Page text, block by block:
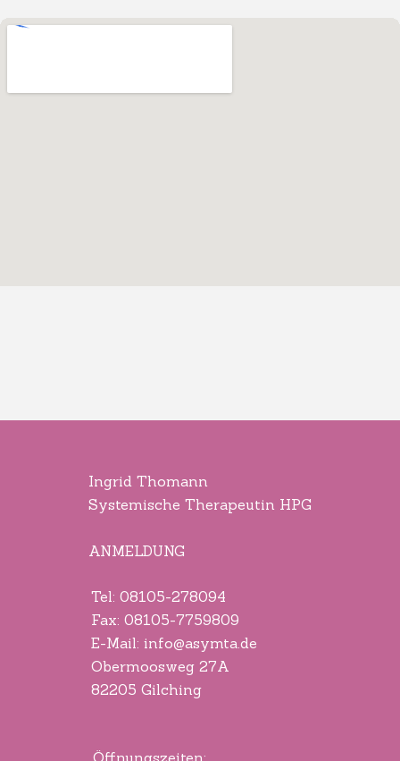
Ingrid Thomann
Systemische Therapeutin HPG
ANMELDUNG
Tel: 08105-278094
Fax: 08105-7759809
E-Mail: info@asymta.de
Obermoosweg 27A
82205 Gilching